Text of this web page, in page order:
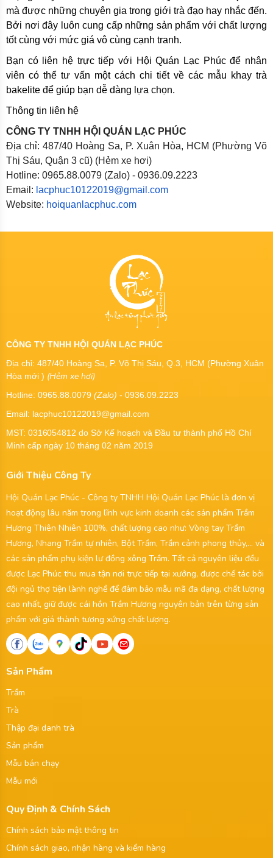
mà được những chuyên gia trong giới trà đạo hay nhắc đến.
Bởi nơi đây luôn cung cấp những sản phẩm với chất lượng
tốt cùng với mức giá vô cùng cạnh tranh.
Bạn có liên hệ trực tiếp với Hội Quán Lạc Phúc để nhân
viên có thể tư vấn một cách chi tiết về các mẫu khay trà
bakelite để giúp bạn dễ dàng lựa chọn.
Thông tin liên hệ
CÔNG TY TNHH HỘI QUÁN LẠC PHÚC
Địa chỉ: 487/40 Hoàng Sa, P. Xuân Hòa, HCM (Phường Võ
Thị Sáu, Quận 3 cũ) (Hẻm xe hơi)
Hotline: 0965.88.0079 (Zalo) - 0936.09.2223
Email: lacphuc10122019@gmail.com
Website: hoiquanlacphuc.com
CÔNG TY TNHH HỘI QUÁN LẠC PHÚC
Địa chỉ: 487/40 Hoàng Sa, P. Võ Thị Sáu, Q.3, HCM (Phường Xuân
Hòa mới ) (Hẻm xe hơi)
Hotline: 0965.88.0079 (Zalo) - 0936.09.2223
Email: lacphuc10122019@gmail.com
MST: 0316054812 do Sở Kế hoạch và Đầu tư thành phố Hồ Chí
Minh cấp ngày 10 tháng 02 năm 2019
Giới Thiệu Công Ty
Hội Quán Lạc Phúc - Công ty TNHH Hội Quán Lạc Phúc là đơn vị
hoạt động lâu năm trong lĩnh vực kinh doanh các sản phẩm Trầm
Hương Thiên Nhiên 100%, chất lượng cao như: Vòng tay Trầm
Hương, Nhang Trầm tự nhiên, Bột Trầm, Trầm cảnh phong thủy,... và
các sản phẩm phụ kiện lư đồng xông Trầm. Tất cả nguyên liệu đều
được Lạc Phúc thu mua tận nơi trực tiếp tại xưởng, được chế tác bởi
đội ngủ thợ tiện lành nghề để đảm bảo mẫu mã đa dạng, chất lượng
cao nhất, giữ được cái hồn Trầm Hương nguyên bản trên từng sản
phẩm với giá thành tương xứng chất lượng.
Sản Phẩm
Trầm
Trà
Thập đại danh trà
Sản phẩm
Mẫu bán chạy
Mẫu mới
Quy Định & Chính Sách
Chính sách bảo mật thông tin
Chính sách giao, nhận hàng và kiểm hàng